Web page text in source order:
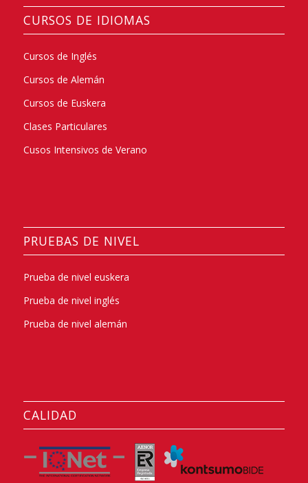
CURSOS DE IDIOMAS
Cursos de Inglés
Cursos de Alemán
Cursos de Euskera
Clases Particulares
Cusos Intensivos de Verano
PRUEBAS DE NIVEL
Prueba de nivel euskera
Prueba de nivel inglés
Prueba de nivel alemán
CALIDAD